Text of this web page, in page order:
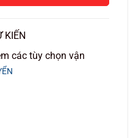
KIẾN
các tùy chọn vận